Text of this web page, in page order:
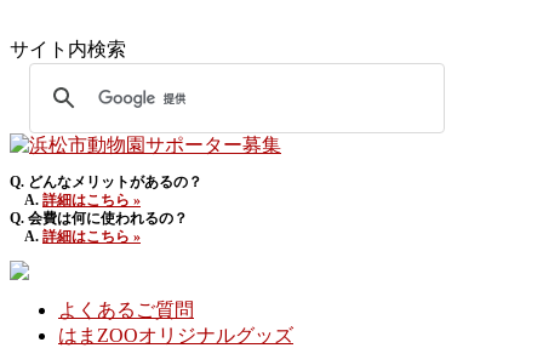
サイト内検索
Q. どんなメリットがあるの？
A. 詳細はこちら »
Q. 会費は何に使われるの？
A. 詳細はこちら »
よくあるご質問
はまZOOオリジナルグッズ